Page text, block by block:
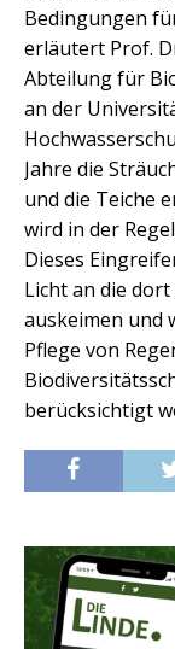
Bedingungen
erläutert Prof.
Abteilung für
an der
Jahre die
und die Teiche
wird in der
Dieses
Licht an die
auskeimen und
Pflege von
berücksichtigt